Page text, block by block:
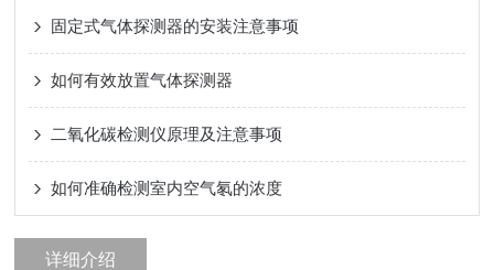
固定式气体探测器的安装注意事项
如何有效放置气体探测器
二氧化碳检测仪原理及注意事项
如何准确检测室内空气氡的浓度
详细介绍